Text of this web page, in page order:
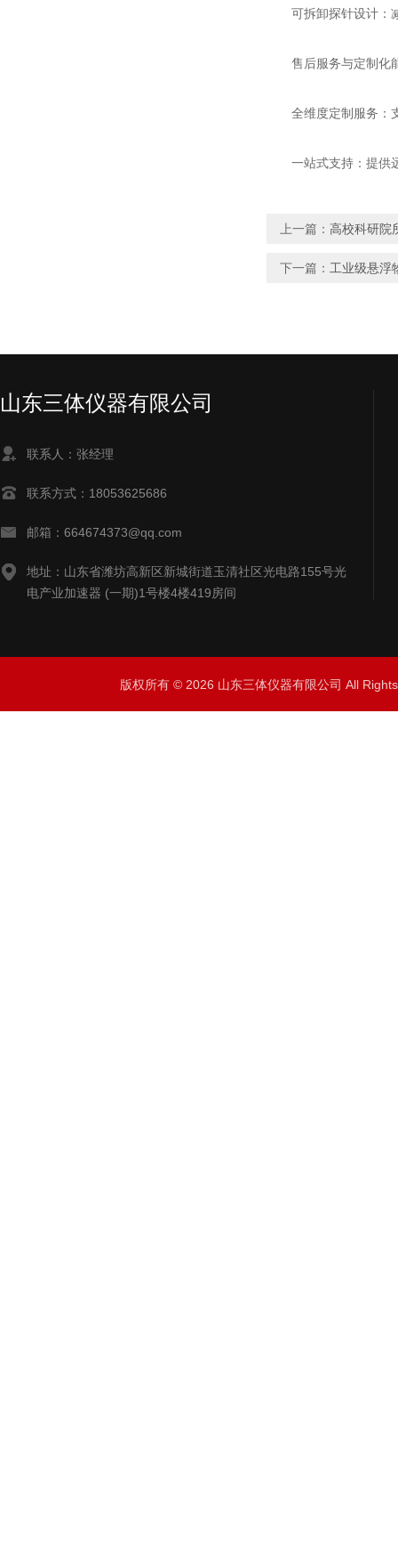
可拆卸探针设计：减
售后服务与定制化
全维度定制服务：支
一站式支持：提供远
上一篇： 高校科研院
下一篇： 工业级悬
山东三体仪器有限公司
联系人：张经理
联系方式：18053625686
邮箱：664674373@qq.com
地址：山东省潍坊高新区新城街道玉清社区光电路155号光
电产业加速器 (一期)1号楼4楼419房间
版权所有 © 2026 山东三体仪器有限公司 All